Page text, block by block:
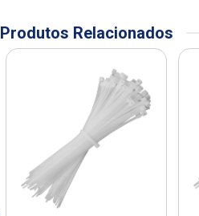
Produtos Relacionados